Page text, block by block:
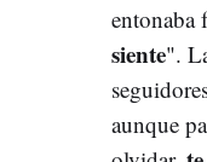
entonaba
siente".
aunque